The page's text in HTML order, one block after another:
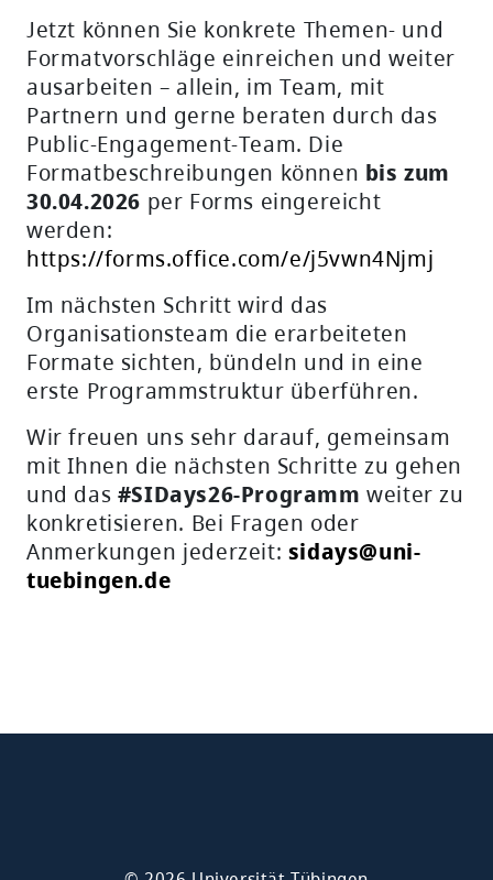
Jetzt können Sie konkrete Themen- und
Formatvorschläge einreichen und weiter
ausarbeiten – allein, im Team, mit
Partnern und gerne beraten durch das
Public-Engagement-Team. Die
Formatbeschreibungen können bis zum
30.04.2026 per Forms eingereicht
werden:
https://forms.office.com/e/j5vwn4Njmj
Im nächsten Schritt wird das
Organisationsteam die erarbeiteten
Formate sichten, bündeln und in eine
erste Programmstruktur überführen.
Wir freuen uns sehr darauf, gemeinsam
mit Ihnen die nächsten Schritte zu gehen
und das #SIDays26-Programm weiter zu
konkretisieren. Bei Fragen oder
Anmerkungen jederzeit: sidays@uni-
tuebingen.de